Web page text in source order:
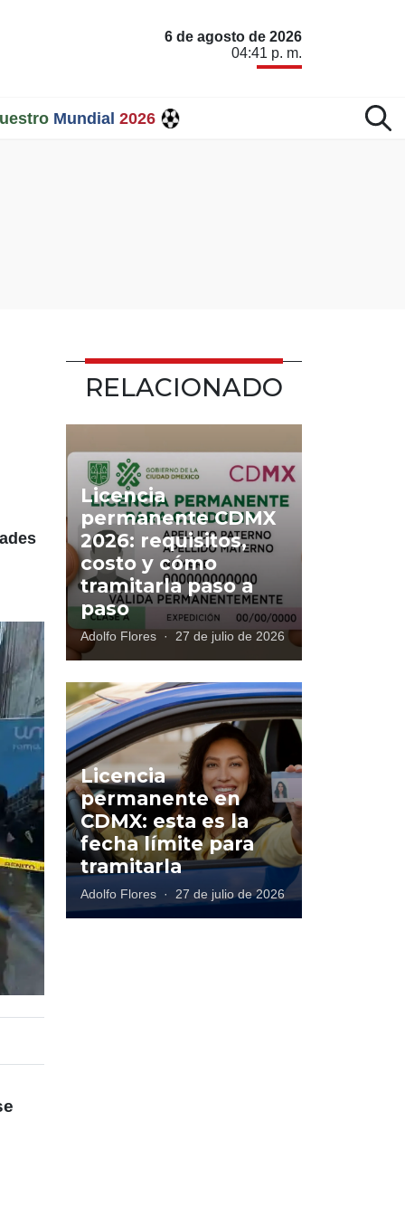
6 de agosto de 2026
04:41 p. m.
Mundial 2026
RELACIONADO
Licencia
permanente CDMX
2026: requisitos,
costo y cómo
tramitarla paso a
paso
Adolfo Flores · 27 de julio de 2026
Licencia
permanente en
CDMX: esta es la
fecha límite para
tramitarla
Adolfo Flores · 27 de julio de 2026